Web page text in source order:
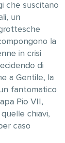
che suscitano
un
la
in crisi
di
a Gentile, la
fantomatico
Pio VII,
chiavi,
caso